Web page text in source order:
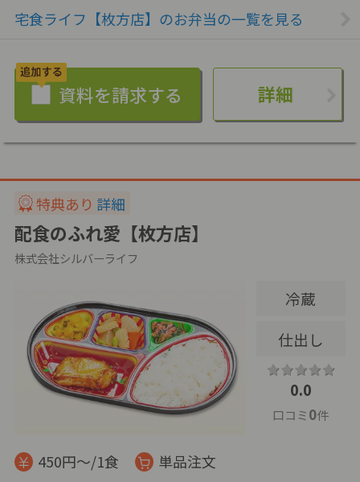
宅食ライフ【枚方店】のお弁当の一覧を見る
詳細
特典あり 詳細
配食のふれ愛【枚方店】
株式会社シルバーライフ
冷蔵
仕出し
0.0
口コミ0件
450円～/1食
単品注文